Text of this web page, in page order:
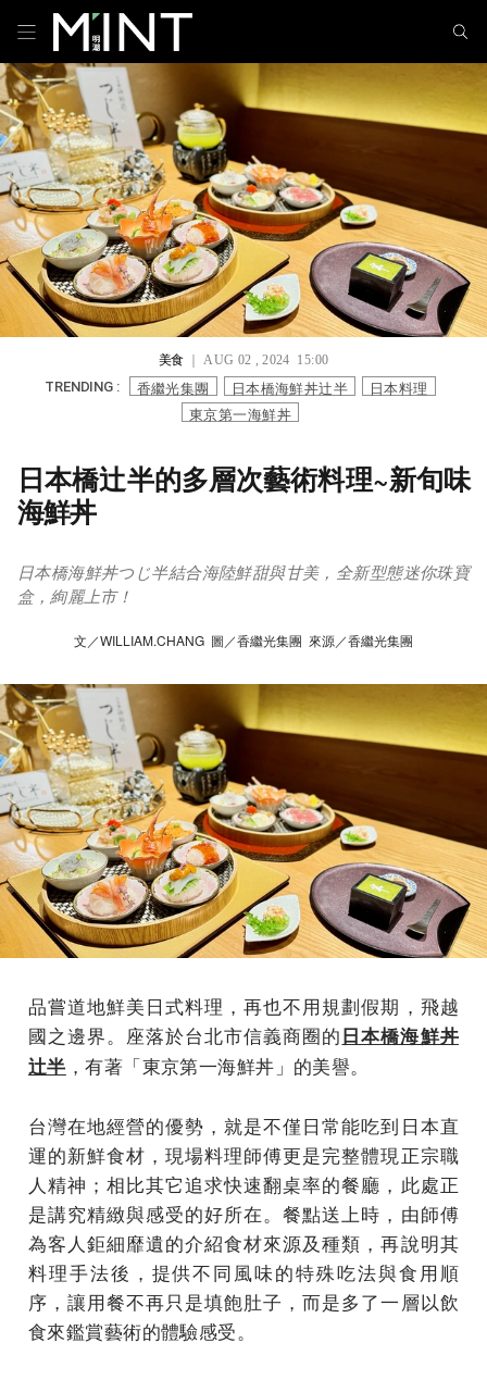
美食｜ AUG 02 , 2024 15:00
TRENDING : 香繼光集團 日本橋海鮮丼辻半
日本料理
東京第一海鮮丼
日本橋辻半的多層次藝術料理~新旬味
海鮮丼
日本橋海鮮丼つじ半結合海陸鮮甜與甘美，全新型態迷你珠寶
盒，絢麗上市！
文／WILLIAM.CHANG 圖／香繼光集團 來源／香繼光集團
品嘗道地鮮美日式料理，再也不用規劃假期，飛越
國之邊界。座落於台北市信義商圈的日本橋海鮮丼
辻半 ，有著「東京第一海鮮丼」的美譽。
台灣在地經營的優勢，就是不僅日常能吃到日本直
運的新鮮食材，現場料理師傅更是完整體現正宗職
人精神；相比其它追求快速翻桌率的餐廳，此處正
是講究精緻與感受的好所在。餐點送上時，由師傅
為客人鉅細靡遺的介紹食材來源及種類，再說明其
料理手法後，提供不同風味的特殊吃法與食用順
序，讓用餐不再只是填飽肚子，而是多了一層以飲
食來鑑賞藝術的體驗感受。